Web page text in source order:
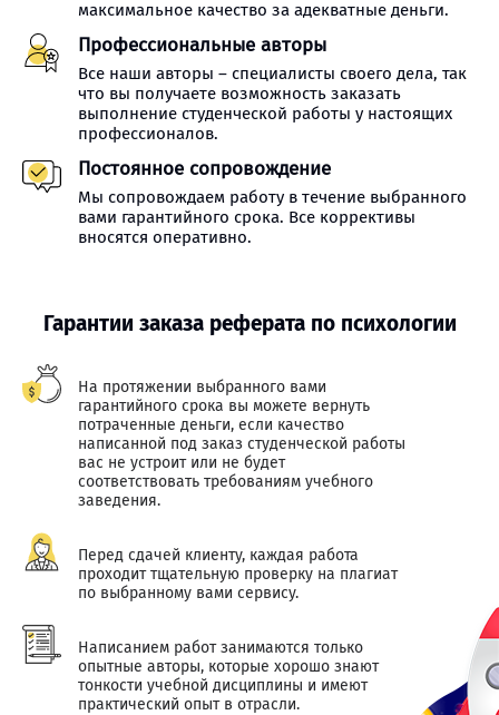
максимальное качество за адекватные деньги.
Профессиональные авторы
Все наши авторы – специалисты своего дела, так
что вы получаете возможность заказать
выполнение студенческой работы у настоящих
профессионалов.
Постоянное сопровождение
Мы сопровождаем работу в течение выбранного
вами гарантийного срока. Все коррективы
вносятся оперативно.
Гарантии заказа реферата по психологии
На протяжении выбранного вами
гарантийного срока вы можете вернуть
потраченные деньги, если качество
написанной под заказ студенческой работы
вас не устроит или не будет
соответствовать требованиям учебного
заведения.
Перед сдачей клиенту, каждая работа
проходит тщательную проверку на плагиат
по выбранному вами сервису.
Написанием работ занимаются только
опытные авторы, которые хорошо знают
тонкости учебной дисциплины и имеют
практический опыт в отрасли.